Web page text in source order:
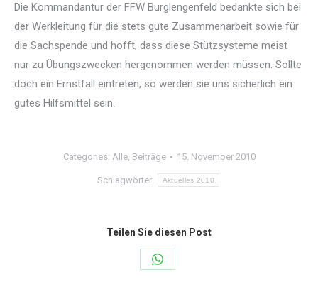
Die Kommandantur der FFW Burglengenfeld bedankte sich bei
der Werkleitung für die stets gute Zusammenarbeit sowie für
die Sachspende und hofft, dass diese Stützsysteme meist
nur zu Übungszwecken hergenommen werden müssen. Sollte
doch ein Ernstfall eintreten, so werden sie uns sicherlich ein
gutes Hilfsmittel sein.
Categories: Alle, Beiträge 15. November 2010
Schlagwörter: Aktuelles 2010
Teilen Sie diesen Post
Share